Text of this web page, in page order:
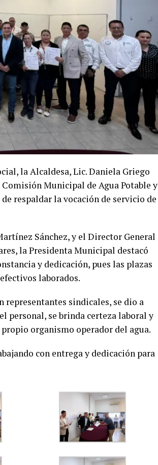
la Alcaldesa, Lic. Daniela Griego
Municipal de Agua Potable y
respaldar la vocación de servicio de
Sánchez, y el Director General
la Presidenta Municipal destacó
y dedicación, pues las plazas
laborados.
sindicales, se dio a
personal, se brinda certeza laboral y
organismo operador del agua.
con entrega y dedicación para